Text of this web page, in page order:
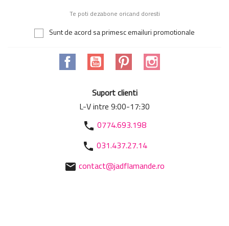
Te poti dezabone oricand doresti
Sunt de acord sa primesc emailuri promotionale
Facebook YouTube Pinterest
Suport clienti
L-V intre 9:00-17:30
phone 0774.693.198
phone 031.437.27.14
mail contact@jadflamande.ro